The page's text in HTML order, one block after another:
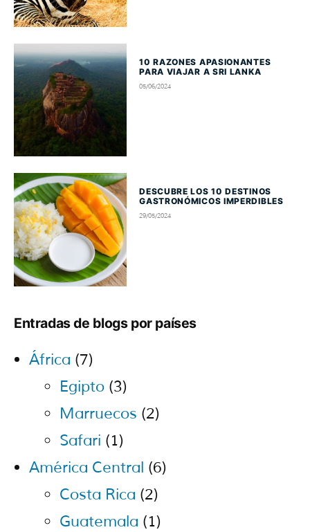
10 RAZONES APASIONANTES
PARA VIAJAR A SRI LANKA
05/06/2024
DESCUBRE LOS 10 DESTINOS
GASTRONÓMICOS IMPERDIBLES
29/05/2024
Entradas de blogs por países
África (7)
Egipto (3)
Marruecos (2)
Safari (1)
América Central (6)
Costa Rica (2)
Guatemala (1)